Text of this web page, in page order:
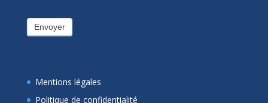
Envoyer
Mentions légales
Politique de confidentialité